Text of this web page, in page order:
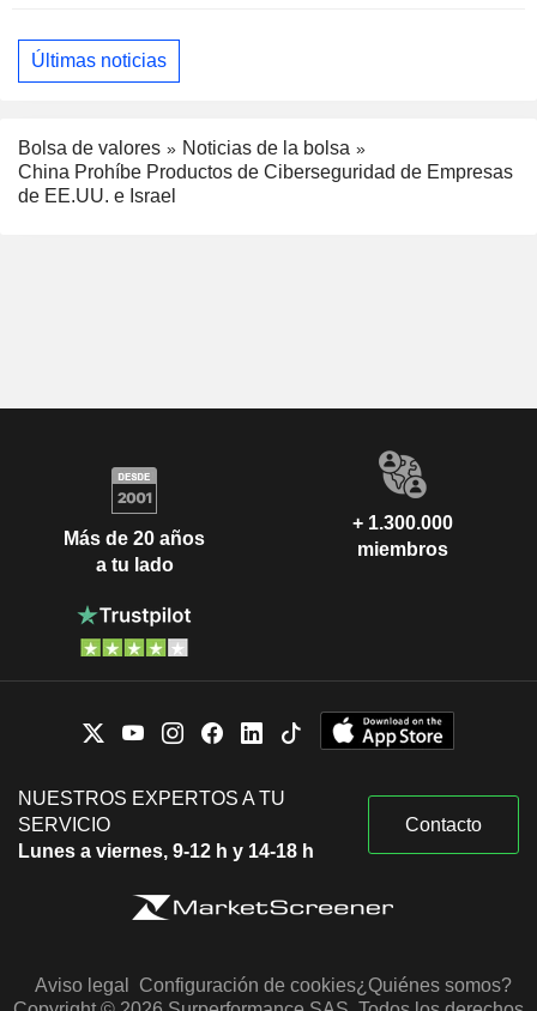
Últimas noticias
Bolsa de valores
Noticias de la bolsa
China Prohíbe Productos de Ciberseguridad de Empresas
de EE.UU. e Israel
Más de 20 años
a tu lado
+ 1.300.000
miembros
NUESTROS EXPERTOS A TU
SERVICIO
Lunes a viernes, 9-12 h y 14-18 h
Contacto
Aviso legal Configuración de cookies¿Quiénes somos?